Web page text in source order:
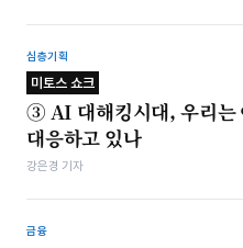
심층기획
미토스 쇼크
③ AI 대해킹시대, 우리는
대응하고 있나
강은경 기자
금융